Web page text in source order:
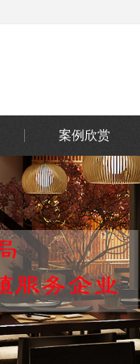
案例欣赏